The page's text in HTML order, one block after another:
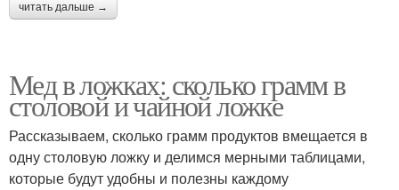
читать дальше →
Мед в ложках: сколько грамм в
столовой и чайной ложке
Рассказываем, сколько грамм продуктов вмещается в
одну столовую ложку и делимся мерными таблицами,
которые будут удобны и полезны каждому